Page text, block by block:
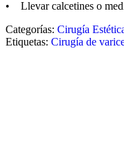
• Llevar calcetines o
Categorías: Cirugía
Etiquetas: Cirugía de